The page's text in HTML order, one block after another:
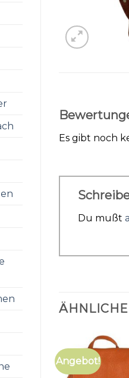
Es gibt noch
Du mußt
Angebot!